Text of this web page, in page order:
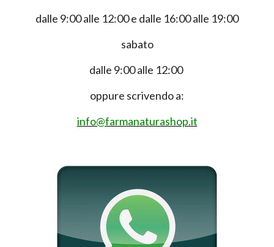
dalle 9:00 alle 12:00 e dalle 16:00 alle 19:00
sabato
dalle 9:00 alle 12:00
oppure scrivendo a:
info@farmanaturashop.it